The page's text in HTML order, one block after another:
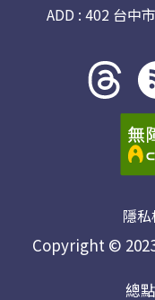
ADD : 402 台中
Threads
社群
群
Copyright ©
總
隱